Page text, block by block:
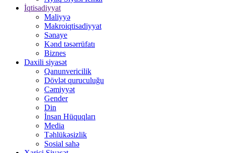
İqtisadiyyat
Maliyyə
Makroiqtisadiyyat
Sənaye
Kənd təsərrüfatı
Biznes
Daxili siyasət
Qanunvericilik
Dövlət quruculuğu
Cəmiyyət
Gender
Din
İnsan Hüquqları
Media
Təhlükəsizlik
Sosial sahə